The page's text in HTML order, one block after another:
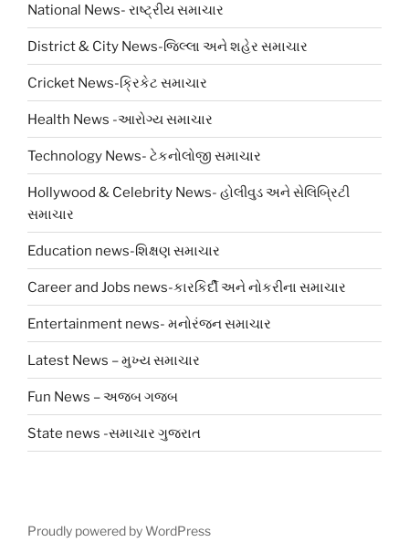
National News- રાષ્ટ્રીય સમાચાર
District & City News-જિલ્લા અને શહેર સમાચાર
Cricket News-ક્રિકેટ સમાચાર
Health News -આરોગ્ય સમાચાર
Technology News- ટેકનોલોજી સમાચાર
Hollywood & Celebrity News- હોલીવુડ અને સેલિબ્રિટી
સમાચાર
Education news-શિક્ષણ સમાચાર
Career and Jobs news-કારકિર્દી અને નોકરીના સમાચાર
Entertainment news- મનોરંજન સમાચાર
Latest News – મુખ્ય સમાચાર
Fun News – અજબ ગજબ
State news -સમાચાર ગુજરાત
Proudly powered by WordPress